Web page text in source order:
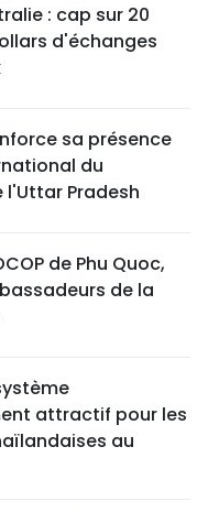
: cap sur 20
d'échanges
sa présence
du
Pradesh
de Phu Quoc,
de la
attractif pour les
au